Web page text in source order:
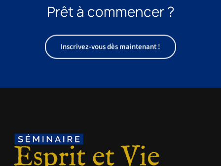
Prêt à commencer ?
Inscrivez-vous dès maintenant !